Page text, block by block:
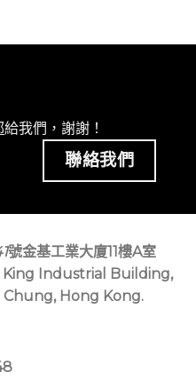
給我們，謝謝！
聯絡我們
號金基工業大廈11樓A室
King Industrial Building,
Chung, Hong Kong.